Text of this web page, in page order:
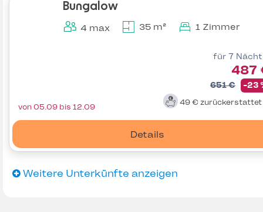
Bungalow
4 max 35 m² 1 Zimmer
für 7
487
651 € -23
49 € zurückerstattet
Details
von 05.09 bis 12.09
Weitere Unterkünfte anzeigen